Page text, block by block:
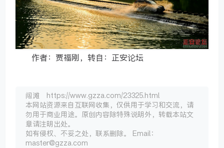
作者：贾福刚，转自：正安论坛
闯滩 https://www.gzza.com/23325.html
本网站资源来自互联网收集，仅供用于学习和交流，请
勿用于商业用途。原创内容除特殊说明外，转载本站文
章请注明出处。
如有侵权、不妥之处，联系删除。 Email：
master@gzza.com